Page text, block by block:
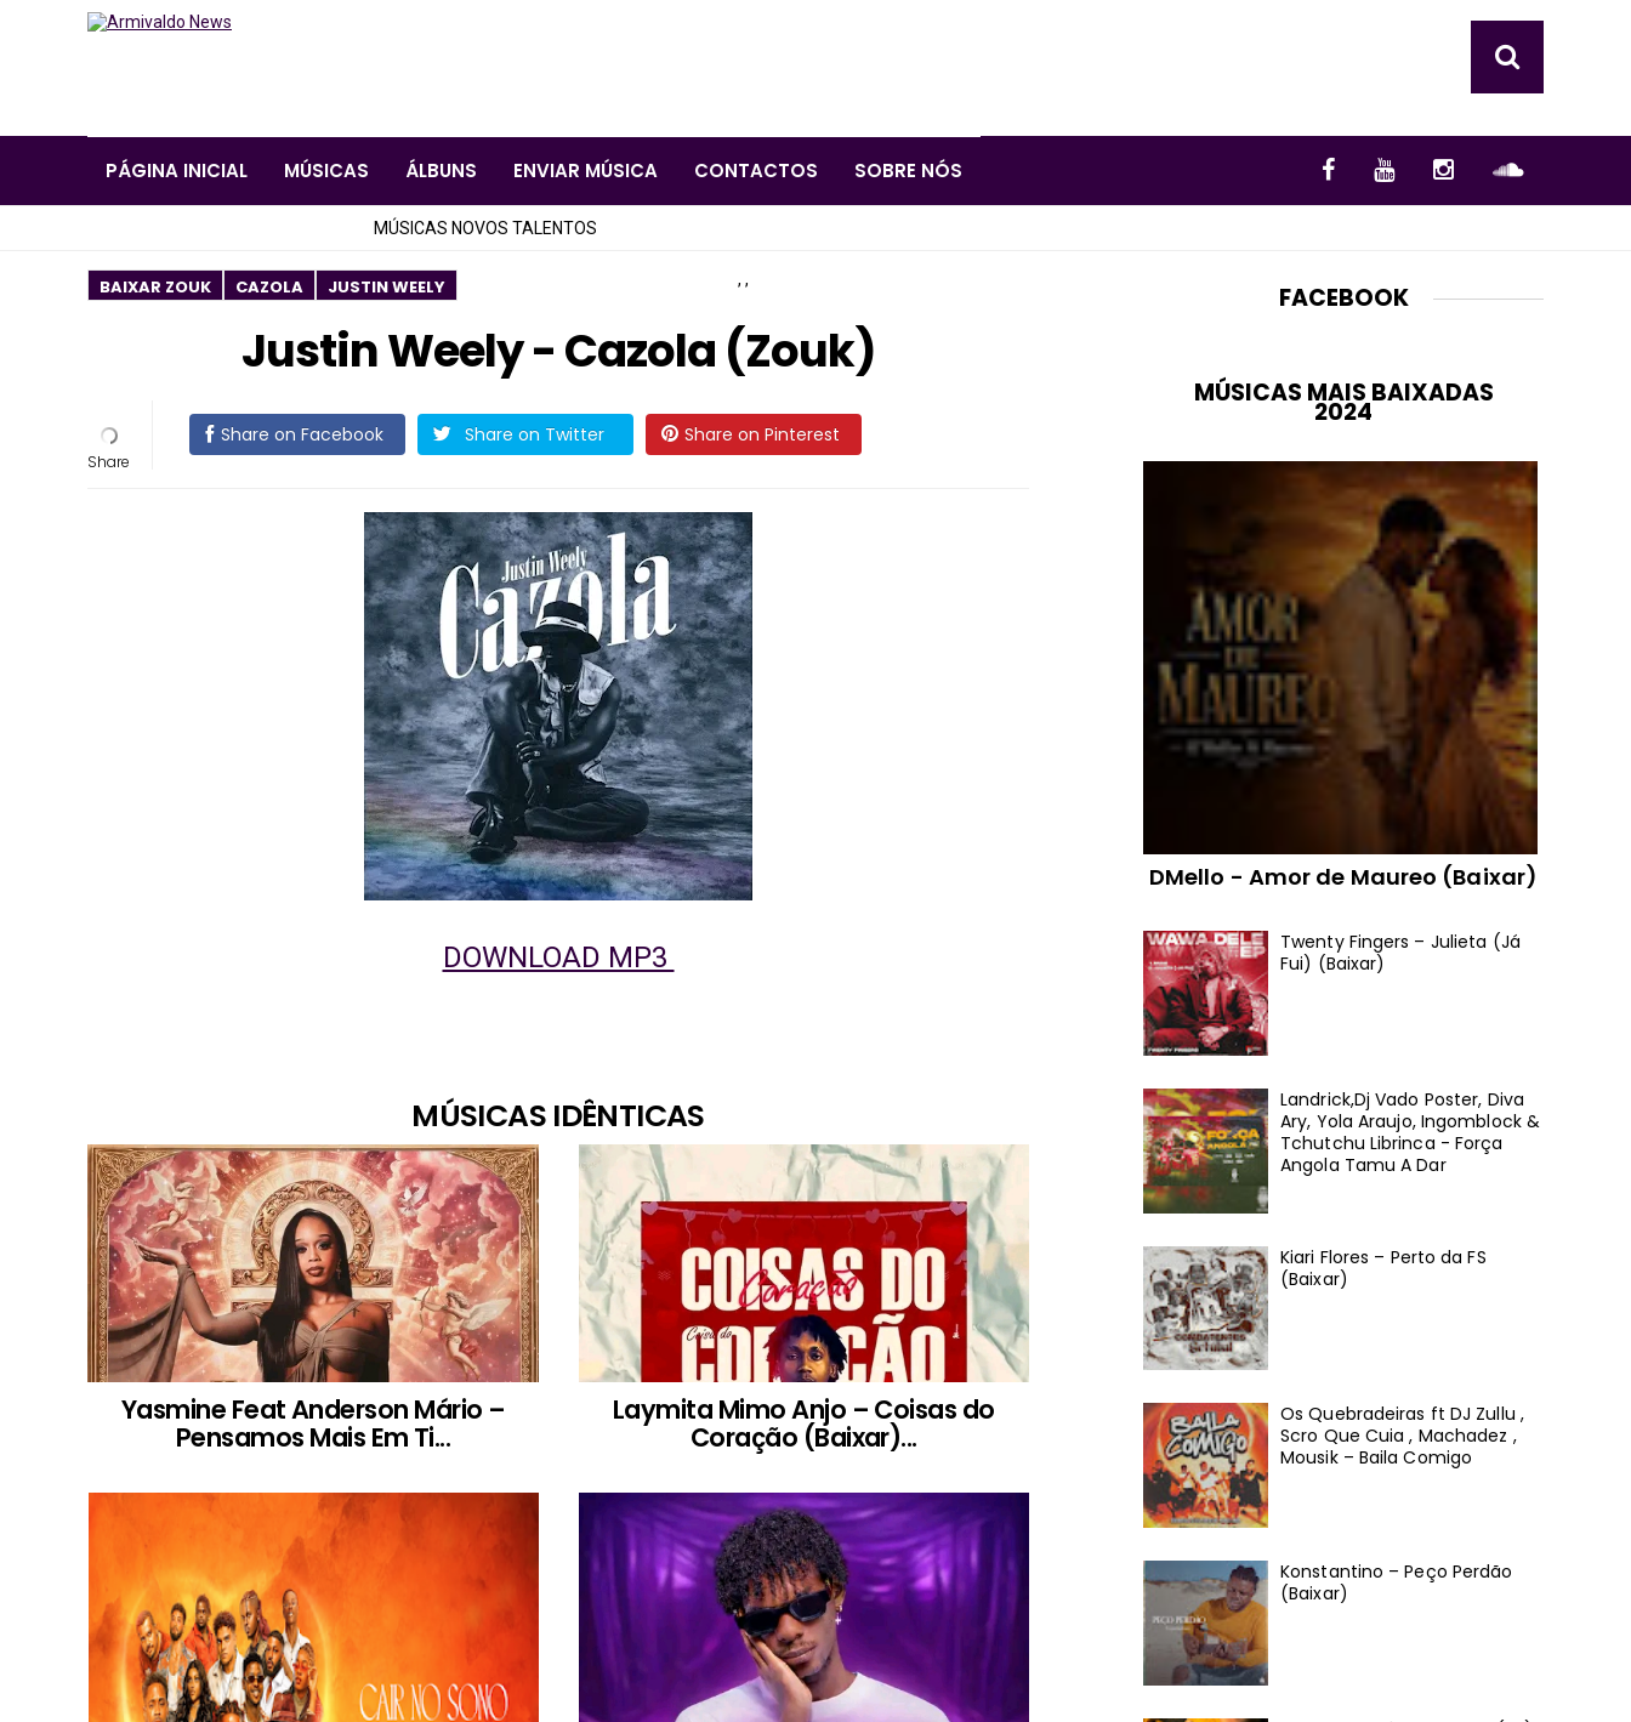
PÁGINA INICIAL MÚSICAS ÁLBUNS ENVIAR MÚSICA CONTACTOS SOBRE NÓS
MÚSICAS NOVOS TALENTOS
BAIXAR ZOUK ,
CAZOLA ,
JUSTIN WEELY
Justin Weely - Cazola (Zouk)
Share on Facebook Share on Twitter Share on Pinterest
DOWNLOAD MP3
MÚSICAS IDÊNTICAS
Yasmine Feat Anderson Mário –
Pensamos Mais Em Ti...
Laymita Mimo Anjo – Coisas do
Coração (Baixar)...
FACEBOOK
MÚSICAS MAIS BAIXADAS
2024
DMello - Amor de Maureo (Baixar)
Twenty Fingers – Julieta (Já
Fui) (Baixar)
Landrick,Dj Vado Poster, Diva
Ary, Yola Araujo, Ingomblock &
Tchutchu Librinca - Força
Angola Tamu A Dar
Kiari Flores – Perto da FS
(Baixar)
Os Quebradeiras ft DJ Zullu ,
Scro Que Cuia , Machadez ,
Mousik – Baila Comigo
Konstantino – Peço Perdão
(Baixar)